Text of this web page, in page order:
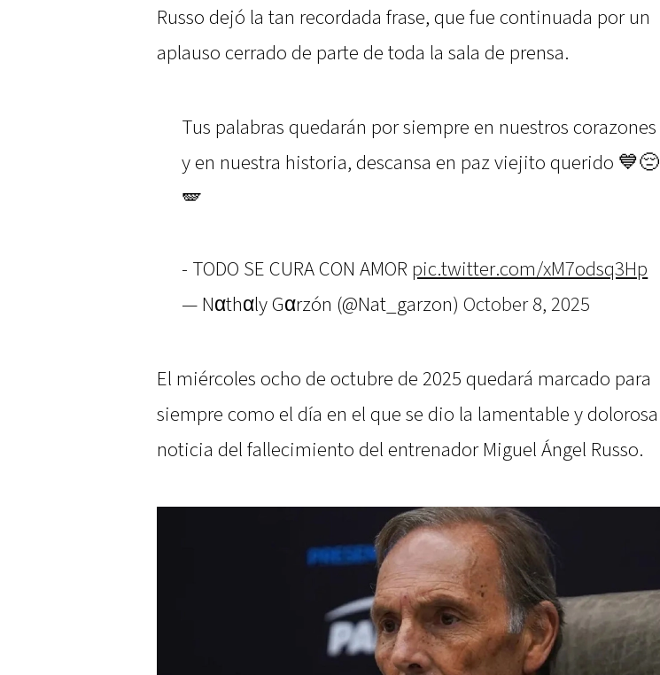
Russo dejó la tan recordada frase, que fue continuada por un
aplauso cerrado de parte de toda la sala de prensa.
Tus palabras quedarán por siempre en nuestros corazones
y en nuestra historia, descansa en paz viejito querido 💙😔
🪽
- TODO SE CURA CON AMOR pic.twitter.com/xM7odsq3Hp
— Nαthαly Gαrzón (@Nat_garzon)October 8, 2025
El miércoles ocho de octubre de 2025 quedará marcado para
siempre como el día en el que se dio la lamentable y dolorosa
noticia del fallecimiento del entrenador Miguel Ángel Russo.